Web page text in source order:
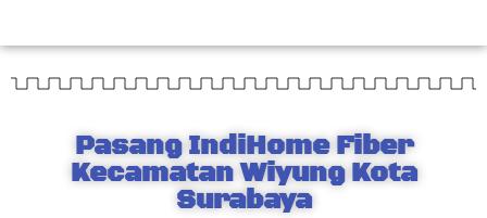
Pasang IndiHome Fiber
Kecamatan Wiyung Kota
Surabaya